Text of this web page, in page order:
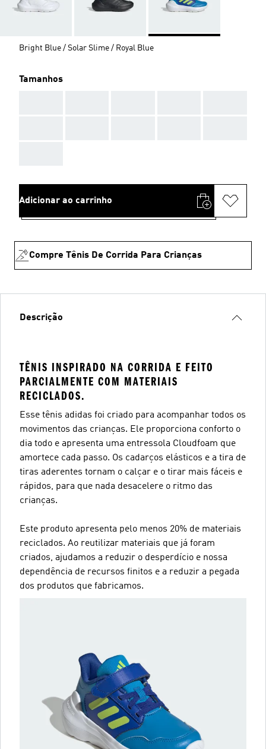
Bright Blue / Solar Slime / Royal Blue
Tamanhos
Adicionar ao carrinho
Compre Tênis De Corrida Para Crianças
Descrição
TÊNIS INSPIRADO NA CORRIDA E FEITO
PARCIALMENTE COM MATERIAIS
RECICLADOS.
Esse tênis adidas foi criado para acompanhar todos os
movimentos das crianças. Ele proporciona conforto o
dia todo e apresenta uma entressola Cloudfoam que
amortece cada passo. Os cadarços elásticos e a tira de
tiras aderentes tornam o calçar e o tirar mais fáceis e
rápidos, para que nada desacelere o ritmo das
crianças.
Este produto apresenta pelo menos 20% de materiais
reciclados. Ao reutilizar materiais que já foram
criados, ajudamos a reduzir o desperdício e nossa
dependência de recursos finitos e a reduzir a pegada
dos produtos que fabricamos.